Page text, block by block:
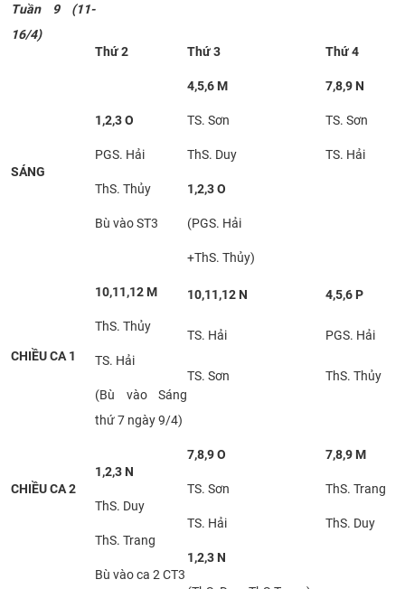
Tuần 9 (11-
16/4)
Thứ 2 Thứ 3 Thứ 4
SÁNG
1,2,3 O
PGS. Hải
ThS. Thủy
Bù vào ST3
4,5,6 M 7,8,9 N
TS. Sơn TS. Sơn
ThS. Duy TS. Hải
1,2,3 O
(PGS. Hải
+ThS. Thủy)
CHIỀU CA 1
10,11,12 M
ThS. Thủy
TS. Hải
(Bù vào Sáng
thứ 7 ngày 9/4)
10,11,12 N 4,5,6 P
TS. Hải PGS. Hải
TS. Sơn ThS. Thủy
CHIỀU CA 2
1,2,3 N
ThS. Duy
ThS. Trang
Bù vào ca 2 CT3
7,8,9 O 7,8,9 M
TS. Sơn ThS. Trang
TS. Hải ThS. Duy
1,2,3 N